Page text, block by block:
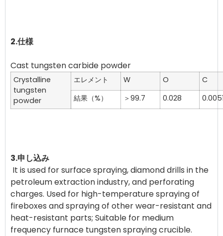
2.仕様
Crystalline
tungsten
powder
エレメント W O
C
結果（%）
＞99.7 0.028
3.申し込み
It is used for surface spraying, diamond drills in the
petroleum extraction industry, and perforating
charges. Used for high-temperature spraying of
fireboxes and spraying of other wear-resistant and
heat-resistant parts; Suitable for medium
frequency furnace tungsten spraying crucible.